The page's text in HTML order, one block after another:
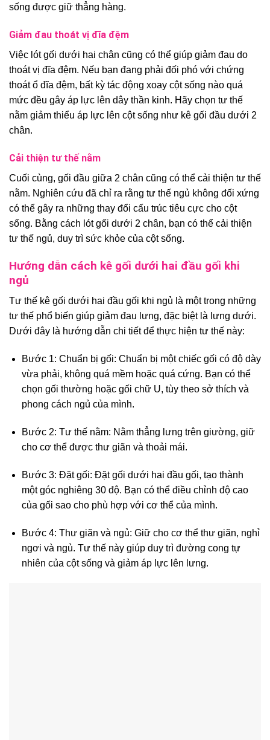
sống được giữ thẳng hàng.
Giảm đau thoát vị đĩa đệm
Việc lót gối dưới hai chân cũng có thể giúp giảm đau do
thoát vị đĩa đệm. Nếu bạn đang phải đối phó với chứng
thoát ổ đĩa đệm, bất kỳ tác động xoay cột sống nào quá
mức đều gây áp lực lên dây thần kinh. Hãy chọn tư thế
nằm giảm thiểu áp lực lên cột sống như kê gối đầu dưới 2
chân.
Cải thiện tư thế nằm
Cuối cùng, gối đầu giữa 2 chân cũng có thể cải thiện tư thế
nằm. Nghiên cứu đã chỉ ra rằng tư thế ngủ không đối xứng
có thể gây ra những thay đổi cấu trúc tiêu cực cho cột
sống. Bằng cách lót gối dưới 2 chân, bạn có thể cải thiện
tư thế ngủ, duy trì sức khỏe của cột sống.
Hướng dẫn cách kê gối dưới hai đầu gối khi
ngủ
Tư thế kê gối dưới hai đầu gối khi ngủ là một trong những
tư thế phổ biến giúp giảm đau lưng, đặc biệt là lưng dưới.
Dưới đây là hướng dẫn chi tiết để thực hiện tư thế này:
Bước 1: Chuẩn bị gối: Chuẩn bị một chiếc gối có độ dày
vừa phải, không quá mềm hoặc quá cứng. Bạn có thể
chọn gối thường hoặc gối chữ U, tùy theo sở thích và
phong cách ngủ của mình.
Bước 2: Tư thế nằm: Nằm thẳng lưng trên giường, giữ
cho cơ thể được thư giãn và thoải mái.
Bước 3: Đặt gối: Đặt gối dưới hai đầu gối, tạo thành
một góc nghiêng 30 độ. Bạn có thể điều chỉnh độ cao
của gối sao cho phù hợp với cơ thể của mình.
Bước 4: Thư giãn và ngủ: Giữ cho cơ thể thư giãn, nghỉ
ngơi và ngủ. Tư thế này giúp duy trì đường cong tự
nhiên của cột sống và giảm áp lực lên lưng.